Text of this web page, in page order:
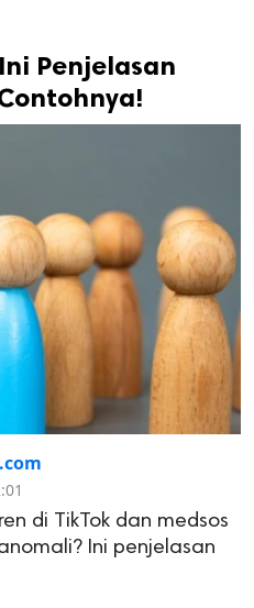
Penjelasan
di TikTok dan medsos
Ini penjelasan